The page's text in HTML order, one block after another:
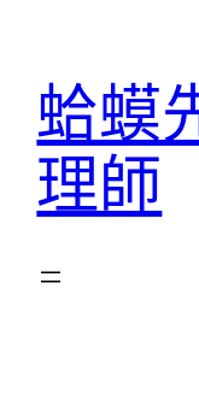
蛤蟆
理師